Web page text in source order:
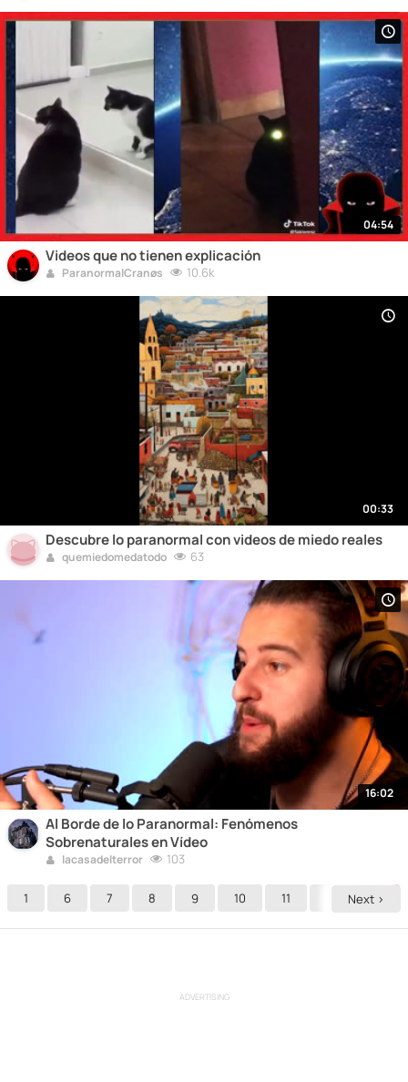
04:54
Videos que no tienen explicación
ParanormalCranøs 10.6k
00:33
Descubre lo paranormal con videos de miedo reales
quemiedomedatodo 63
16:02
Al Borde de lo Paranormal: Fenómenos
Sobrenaturales en Vídeo
lacasadelterror 103
1 6 7 8 9 10 11 13
Next >
ADVERTISING